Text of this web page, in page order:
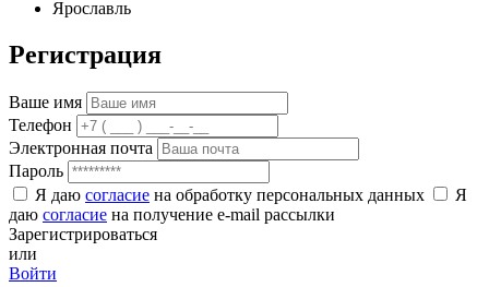
Ярославль
Регистрация
Ваше имя
Телефон
Электронная почта
Пароль
Я даю согласие на обработку персональных данных
Я
даю согласие на получение e-mail рассылки
Зарегистрироваться
или
Войти